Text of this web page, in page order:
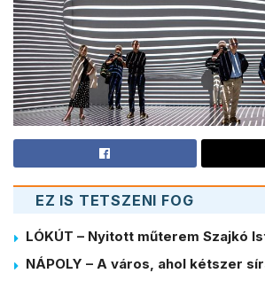
EZ IS TETSZENI FOG
LÓKÚT – Nyitott műterem Szajkó
NÁPOLY – A város, ahol kétszer